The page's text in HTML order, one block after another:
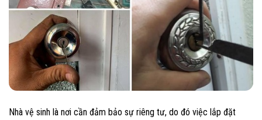
Nhà vệ sinh là nơi cần đảm bảo sự riêng tư, do đó việc lắp đặt